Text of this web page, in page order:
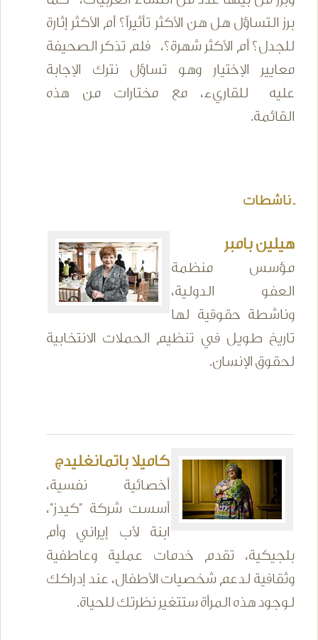
برز التساؤل هل هن الأكثر تأثيراً؟ أم الأكثر إثارة
للجدل؟ أم الأكثر شهرة؟، فلم تذكر الصحيفة
معايير الإختيار وهو تساؤل نترك الإجابة
عليه للقاريء، مع مختارات من هذه
القائمة.
ـ ناشطات
هيلين بامبر
مؤسس منظمة
العفو الدولية،
وناشطة حقوقية لها
تاريخ طويل في تنظيم الحملات الانتخابية
لحقوق الإنسان.
كاميلا باتمانغليدج
أخصائية نفسية،
أسست شركة "كيدز"،
ابنة لأب إيراني وأم
بلجيكية، تقدم خدمات عملية وعاطفية
وثقافية لدعم شخصيات الأطفال، عند إدراكك
لوجود هذه المرأة ستتغير نظرتك للحياة.